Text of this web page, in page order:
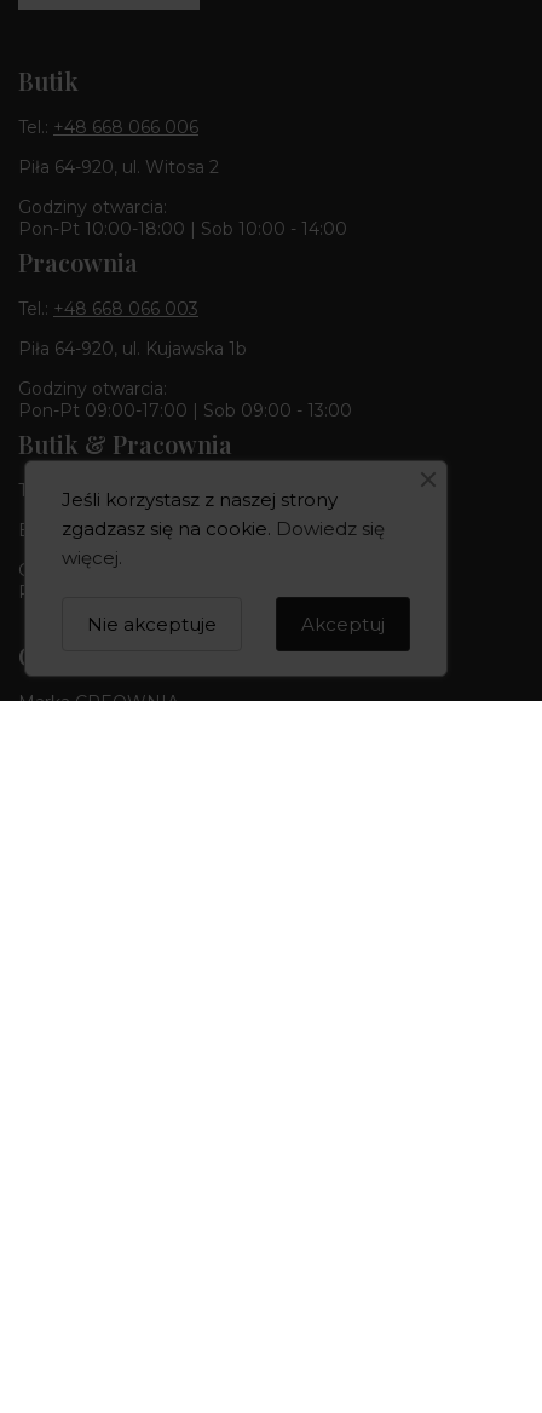
Butik
Tel.: +48 668 066 006
Piła 64-920, ul. Witosa 2
Godziny otwarcia:
Pon-Pt 10:00-18:00 | Sob 10:00 - 14:00
Pracownia
Tel.: +48 668 066 003
Piła 64-920, ul. Kujawska 1b
Godziny otwarcia:
Pon-Pt 09:00-17:00 | Sob 09:00 - 13:00
Butik & Pracownia
Tel.:
+48 668 680 727
Bydgoszcz 85-010, ul. Dworcowa 6
Godziny otwarcia:
Pon-Pt 10:00-18:00 | Sob 10:00 - 14:00
CREOWNIA
Marka CREOWNIA
Jeśli korzystasz z naszej strony
zgadzasz się na cookie. Dowiedz się
więcej.
Akceptuj
Nie akceptuje